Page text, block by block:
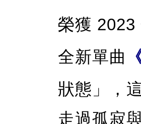
榮獲 2023
全新單曲
狀態」，
走過孤寂